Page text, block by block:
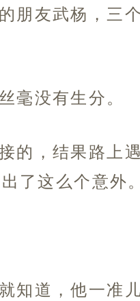
朋友武杨，三个
毫没有生分。
的，结果路上
了这么个意外。
知道，他一准